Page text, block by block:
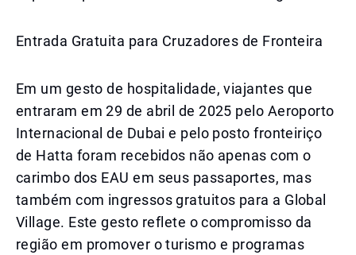
Entrada Gratuita para Cruzadores de Fronteira
Em um gesto de hospitalidade, viajantes que
entraram em 29 de abril de 2025 pelo Aeroporto
Internacional de Dubai e pelo posto fronteiriço
de Hatta foram recebidos não apenas com o
carimbo dos EAU em seus passaportes, mas
também com ingressos gratuitos para a Global
Village. Este gesto reflete o compromisso da
região em promover o turismo e programas